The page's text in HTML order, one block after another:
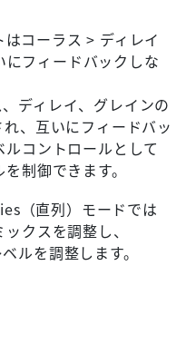
コーラス > ディレイ
フィードバックしな
ディレイ、グレインの
、互いにフィードバッ
コントロールとして
制御できます。
（直列）モードでは
クスを調整し、
ルを調整します。